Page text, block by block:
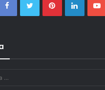
FacebookTwitterPinterestLinkedIn